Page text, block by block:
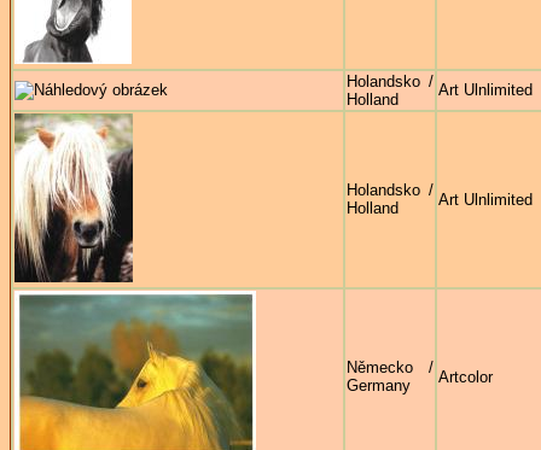
Holandsko /
Holland
Art Ulnlimited
Holandsko /
Holland
Art Ulnlimited
Německo /
Germany
Artcolor